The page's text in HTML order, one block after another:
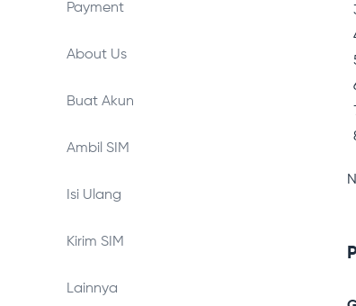
Payment
About Us
Buat Akun
Ambil SIM
Isi Ulang
Kirim SIM
Lainnya